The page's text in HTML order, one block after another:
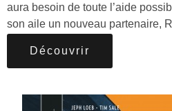
aura besoin de toute l’aide
son aile un nouveau partenaire,
Découvrir